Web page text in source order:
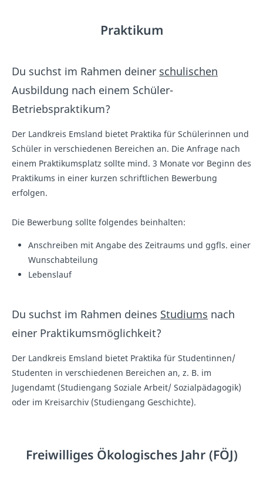
Praktikum
Du suchst im Rahmen deiner schulischen
Ausbildung nach einem Schüler-
Betriebspraktikum?
Der Landkreis Emsland bietet Praktika für Schülerinnen und
Schüler in verschiedenen Bereichen an. Die Anfrage nach
einem Praktikumsplatz sollte mind. 3 Monate vor Beginn des
Praktikums in einer kurzen schriftlichen Bewerbung
erfolgen.
Die Bewerbung sollte folgendes beinhalten:
Anschreiben mit Angabe des Zeitraums und ggfls. einer
Wunschabteilung
Lebenslauf
Du suchst im Rahmen deines Studiums nach
einer Praktikumsmöglichkeit?
Der Landkreis Emsland bietet Praktika für Studentinnen/
Studenten in verschiedenen Bereichen an, z. B. im
Jugendamt (Studiengang Soziale Arbeit/ Sozialpädagogik)
oder im Kreisarchiv (Studiengang Geschichte).
Freiwilliges Ökologisches Jahr (FÖJ)